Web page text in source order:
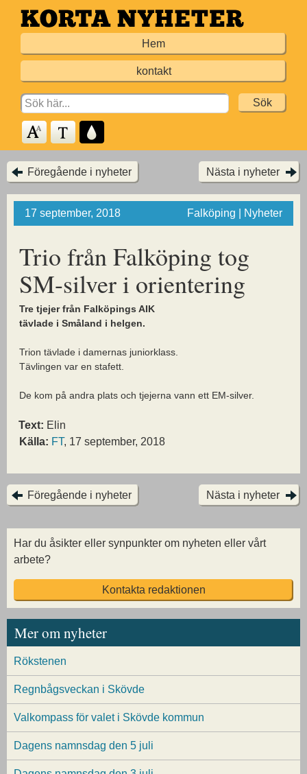
Hoppa
till
Hem
kontakt
Search
for:
Föregående i nyheter Nästa i nyheter
17 september, 2018 Falköping | Nyheter
Trio från Falköping tog
SM-silver i orientering
Tre tjejer från Falköpings AIK
tävlade i Småland i helgen.
Trion tävlade i damernas juniorklass.
Tävlingen var en stafett.
De kom på andra plats och tjejerna vann ett EM-silver.
Text: Elin
Källa: FT, 17 september, 2018
Föregående i nyheter Nästa i nyheter
Har du åsikter eller synpunkter om nyheten eller vårt
arbete?
Kontakta redaktionen
Mer om nyheter
Rökstenen
Regnbågsveckan i Skövde
Valkompass för valet i Skövde kommun
Dagens namnsdag den 5 juli